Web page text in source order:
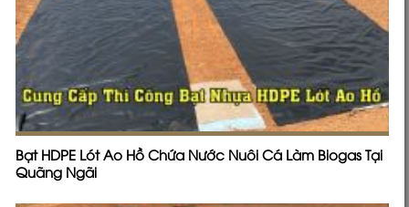
Bạt HDPE Lót Ao Hồ Chứa Nước Nuôi Cá Làm Biogas Tại
Quãng Ngãi